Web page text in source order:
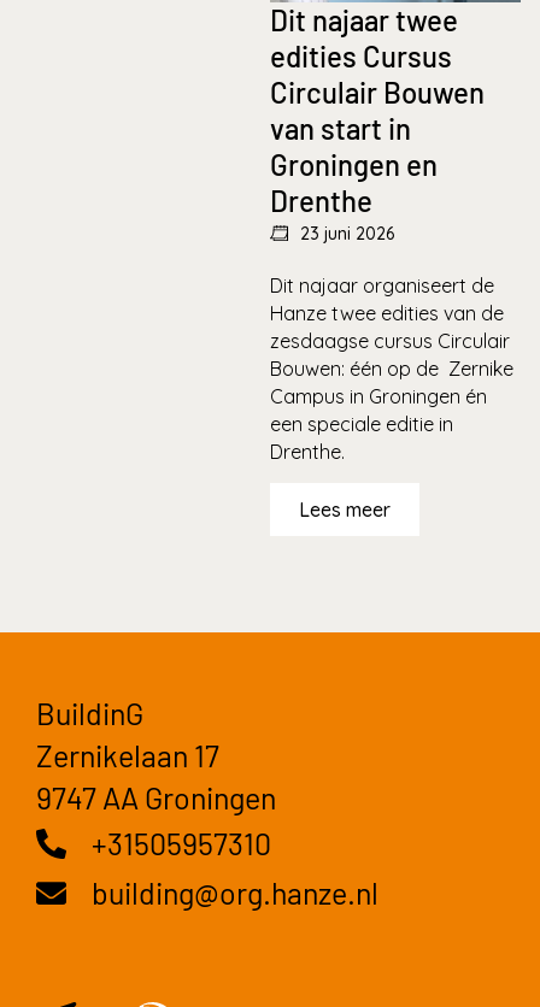
Dit najaar twee
edities Cursus
Circulair Bouwen
van start in
Groningen en
Drenthe
23 juni 2026
Dit najaar organiseert de
Hanze twee edities van de
zesdaagse cursus Circulair
Bouwen: één op de Zernike
Campus in Groningen én
een speciale editie in
Drenthe.
Lees meer
BuildinG
Zernikelaan 17
9747 AA Groningen
+31505957310
building@org.hanze.nl